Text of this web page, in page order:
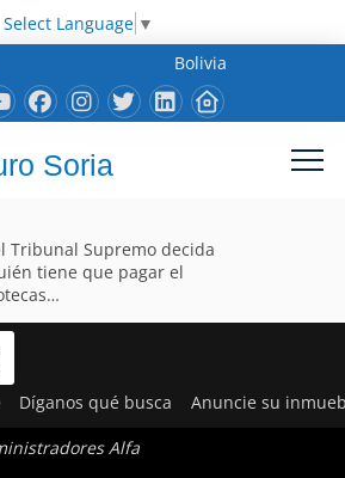
Select Language ▼
Bolivia
Soria
Tribunal Supremo decida
tiene que pagar el
Díganos qué busca Anuncie su
Alfa